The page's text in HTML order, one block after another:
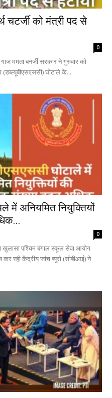
चटर्जी को मंत्री पद से
0
गाज ममता बनर्जी सरकार ने गुरुवार को
घोटाले के...
में अनियमित नियुक्तियों
0
खुलासा पश्चिम बंगाल स्कूल सेवा आयोग
कर रही केंद्रीय जांच ब्यूरो (सीबीआई) ने